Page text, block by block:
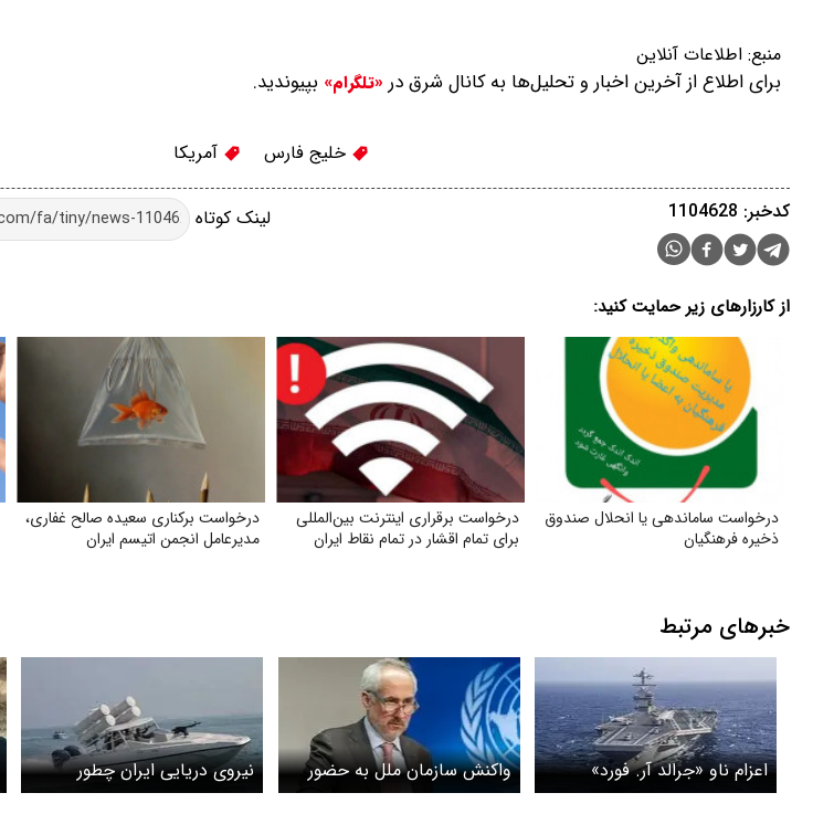
منبع: اطلاعات آنلاین
برای اطلاع از آخرین اخبار و تحلیل‌ها به کانال شرق در «تلگرام» بپیوندید.
خلیج فارس آمریکا
لینک کوتاه کدخبر: 1104628
از کارزارهای زیر حمایت کنید:
درخواست ساماندهی یا انحلال صندوق
ذخیره فرهنگیان
درخواست برقراری اینترنت بین‌المللی
برای تمام اقشار در تمام نقاط ایران
درخواست برکناری سعیده صالح غفاری،
مدیرعامل انجمن اتیسم ایران
خبرهای مرتبط
اعزام ناو «جرالد آر. فورد»
آمریکا به خلیج فارس
واکنش سازمان ملل به حضور
آمریکا در خلیج فارس
نیروی دریایی ایران چطور
آمریکا را در خلیج‌فارس زمین‌گیر